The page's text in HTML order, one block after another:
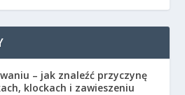
– jak znaleźć przyczynę
klockach i zawieszeniu